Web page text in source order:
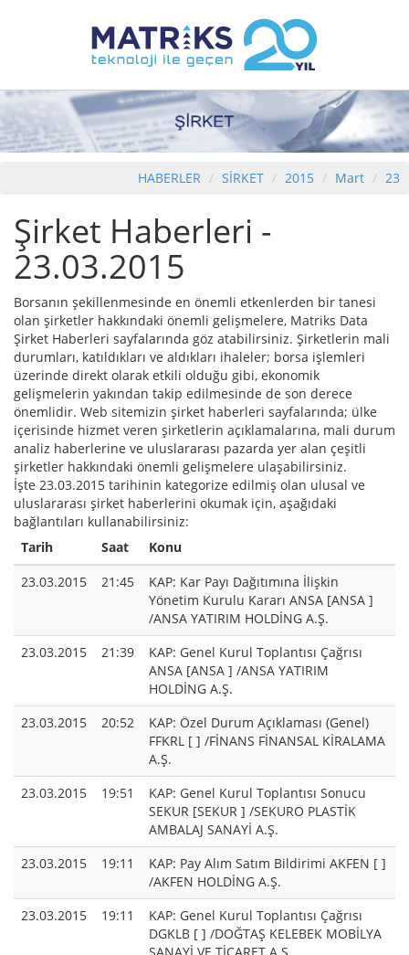
HABERLER SİRKET 2015 Mart 23
Şirket Haberleri -
23.03.2015
Borsanın şekillenmesinde en önemli etkenlerden bir tanesi
olan şirketler hakkındaki önemli gelişmelere, Matriks Data
Şirket Haberleri sayfalarında göz atabilirsiniz. Şirketlerin mali
durumları, katıldıkları ve aldıkları ihaleler; borsa işlemleri
üzerinde direkt olarak etkili olduğu gibi, ekonomik
gelişmelerin yakından takip edilmesinde de son derece
önemlidir. Web sitemizin şirket haberleri sayfalarında; ülke
içerisinde hizmet veren şirketlerin açıklamalarına, mali durum
analiz haberlerine ve uluslararası pazarda yer alan çeşitli
şirketler hakkındaki önemli gelişmelere ulaşabilirsiniz.
İşte 23.03.2015 tarihinin kategorize edilmiş olan ulusal ve
uluslararası şirket haberlerini okumak için, aşağıdaki
bağlantıları kullanabilirsiniz:
Tarih
Saat
Konu
23.03.2015
21:45
KAP: Kar Payı Dağıtımına İlişkin
Yönetim Kurulu Kararı ANSA [ANSA ]
/ANSA YATIRIM HOLDİNG A.Ş.
23.03.2015
21:39
KAP: Genel Kurul Toplantısı Çağrısı
ANSA [ANSA ] /ANSA YATIRIM
HOLDİNG A.Ş.
23.03.2015
20:52
KAP: Özel Durum Açıklaması (Genel)
FFKRL [ ] /FİNANS FİNANSAL KİRALAMA
A.Ş.
23.03.2015
19:51
KAP: Genel Kurul Toplantısı Sonucu
SEKUR [SEKUR ] /SEKURO PLASTİK
AMBALAJ SANAYİ A.Ş.
23.03.2015
19:11
KAP: Pay Alım Satım Bildirimi AKFEN [ ]
/AKFEN HOLDİNG A.Ş.
23.03.2015
19:11
KAP: Genel Kurul Toplantısı Çağrısı
DGKLB [ ] /DOĞTAŞ KELEBEK MOBİLYA